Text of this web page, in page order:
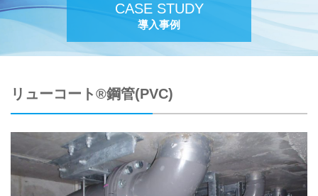
CASE STUDY
導入事例
リューコート®鋼管(PVC)